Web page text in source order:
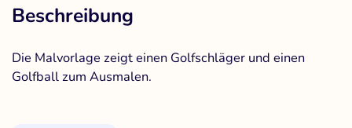
Beschreibung
Die Malvorlage zeigt einen Golfschläger und einen
Golfball zum Ausmalen.